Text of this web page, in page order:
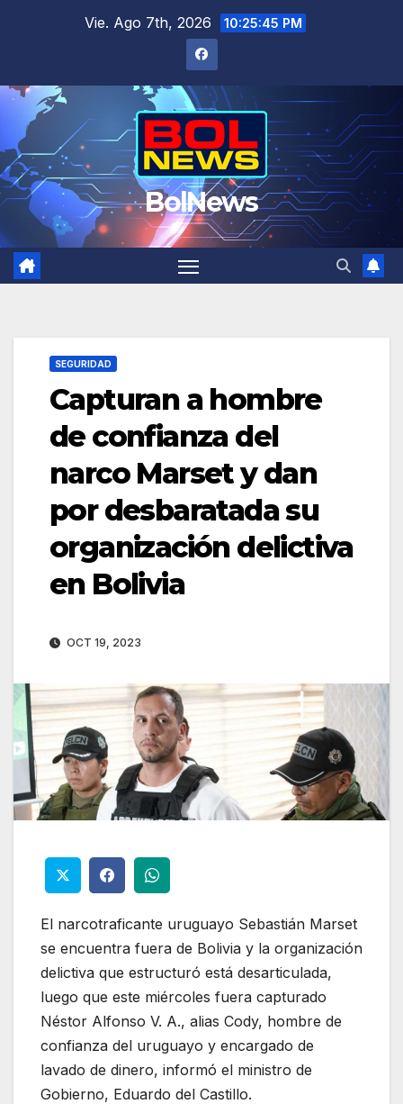
Vie. Ago 7th, 2026 10:25:45 PM
BolNews
SEGURIDAD
Capturan a hombre
de confianza del
narco Marset y dan
por desbaratada su
organización delictiva
en Bolivia
OCT 19, 2023
El narcotraficante uruguayo Sebastián Marset
se encuentra fuera de Bolivia y la organización
delictiva que estructuró está desarticulada,
luego que este miércoles fuera capturado
Néstor Alfonso V. A., alias Cody, hombre de
confianza del uruguayo y encargado de
lavado de dinero, informó el ministro de
Gobierno, Eduardo del Castillo.